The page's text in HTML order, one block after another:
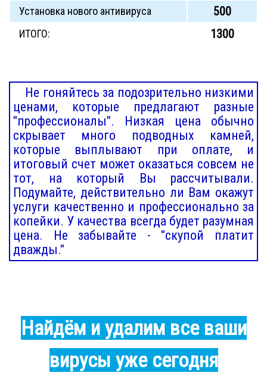
Установка нового антивируса 500
ИТОГО: 1300
Не гоняйтесь за подозрительно низкими
ценами, которые предлагают разные
"профессионалы". Низкая цена обычно
скрывает много подводных камней,
которые выплывают при оплате, и
итоговый счет может оказаться совсем не
тот, на который Вы рассчитывали.
Подумайте, действительно ли Вам окажут
услуги качественно и профессионально за
копейки. У качества всегда будет разумная
цена. Не забывайте - "скупой платит
дважды."
Найдём и удалим все ваши
вирусы уже сегодня